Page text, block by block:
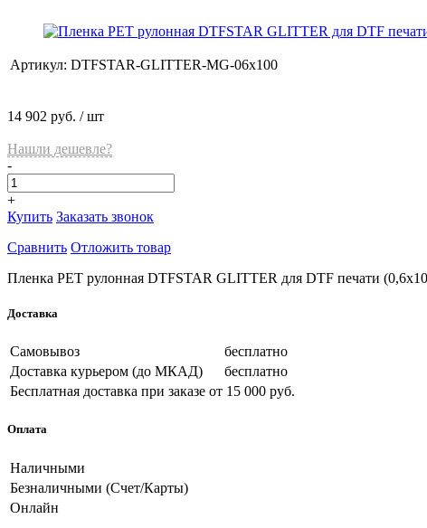
Артикул: DTFSTAR-GLITTER-MG-06x100
14 902 руб. / шт
Нашли дешевле?
-
+
Купить Заказать звонок
Сравнить Отложить товар
Пленка PET рулонная DTFSTAR GLITTER для DTF печати
Доставка
Самовывоз
бесплатно
Доставка курьером (до МКАД)
бесплатно
Бесплатная доставка при заказе от 15 000 руб.
Оплата
Наличными
Безналичными (Счет/Карты)
Онлайн